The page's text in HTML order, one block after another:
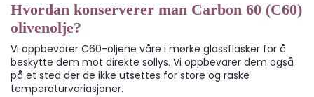
Hvordan konserverer man Carbon 60 (C60)
olivenolje?
Vi oppbevarer C60-oljene våre i mørke glassflasker for å
beskytte dem mot direkte sollys. Vi oppbevarer dem også
på et sted der de ikke utsettes for store og raske
temperaturvariasjoner.